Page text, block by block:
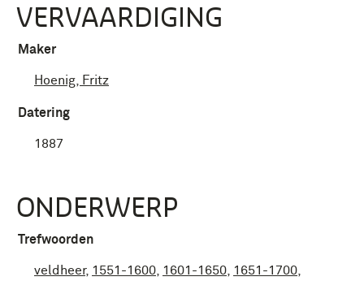
VERVAARDIGING
Maker
Hoenig, Fritz
Datering
1887
ONDERWERP
Trefwoorden
veldheer, 1551-1600 1601-1650 1651-1700